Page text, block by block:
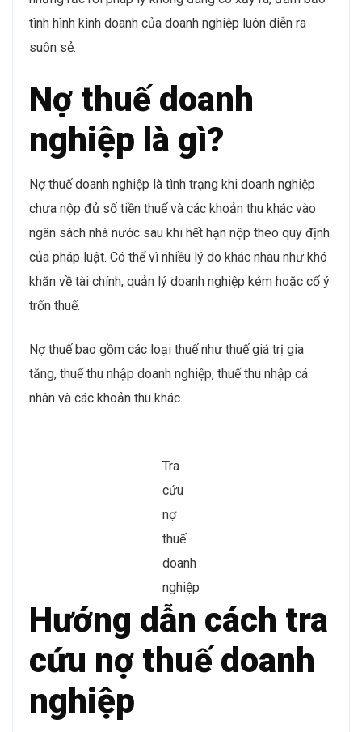
tình hình kinh doanh của doanh nghiệp luôn diễn ra
suôn sẻ.
Nợ thuế doanh
nghiệp là gì?
Nợ thuế doanh nghiệp là tình trạng khi doanh nghiệp
chưa nộp đủ số tiền thuế và các khoản thu khác vào
ngân sách nhà nước sau khi hết hạn nộp theo quy định
của pháp luật. Có thể vì nhiều lý do khác nhau như khó
khăn về tài chính, quản lý doanh nghiệp kém hoặc cố ý
trốn thuế.
Nợ thuế bao gồm các loại thuế như thuế giá trị gia
tăng, thuế thu nhập doanh nghiệp, thuế thu nhập cá
nhân và các khoản thu khác.
Tra
cứu
nợ
thuế
doanh
nghiệp
Hướng dẫn cách tra
cứu nợ thuế doanh
nghiệp